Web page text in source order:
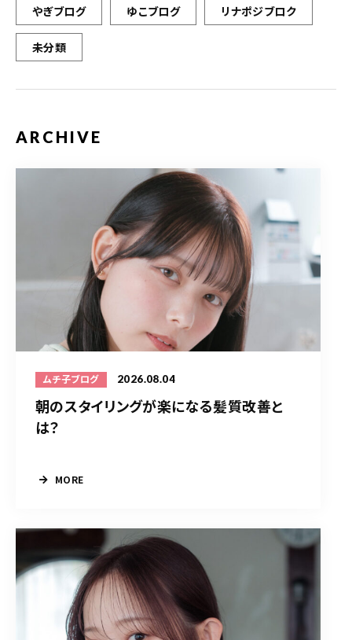
やぎブログ ゆこブログ リナポジブロク
未分類
ARCHIVE
ムチ子ブログ 2026.08.04
朝のスタイリングが楽になる髪質改善と
は？
MORE